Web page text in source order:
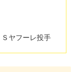
ヤフーレ投手